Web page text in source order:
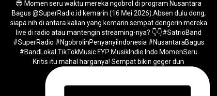
Kritis itu mahal harganya! Sempat bikin geger dun